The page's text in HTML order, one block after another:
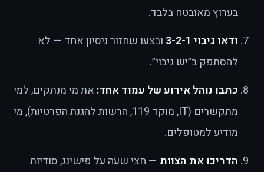
בערוץ מאובטח בלבד.
ודאו גיבוי 3-2-1
ובצעו שחזור ניסיון אחד — לא
להסתפק ב״יש גיבוי״.
כתבו נוהל אירוע של עמוד אחד: את מי מנתקים, למי
מתקשרים (IT, מוקד 119, הרשות להגנת הפרטיות), מי
מודיע למטופלים.
הדריכו את הצוות — חצי שעה על פישינג, סודיות